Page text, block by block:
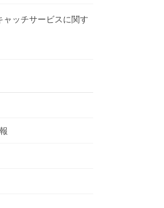
ャッチサービスに関す